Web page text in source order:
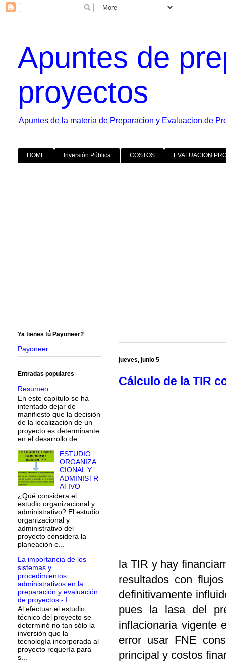
Apuntes de
proyectos
Apuntes de la materia de Preparacion y Evaluacion de
HOME Inversión Pública COSTOS EVALUACION
jueves, junio 5
Cálculo de la TIR
la TIR y hay
resultados con
definitivamente
pues la lasa del
inflacionaria vigente
error usar FNE
principal y costos
Ya tienes tú Payoneer?
Payoneer
Entradas populares
Resumen
En este capítulo se ha
intentado dejar de
manifiesto que la decisión
de la localización de un
proyecto es determinante
en el desarrollo de ...
ESTUDIO
ORGANIZA
CIONAL Y
ADMINISTR
ATIVO
¿Qué considera el
estudio organizacional y
administrativo? El estudio
organizacional y
administrativo del
proyecto considera la
planeación e...
La importancia de los
sistemas y
procedimientos
administrativos en la
preparación y evaluación
de proyectos - I
Al efectuar el estudio
técnico del proyecto se
determinó no tan sólo la
inversión que la
tecnología incorporada al
proyecto requería para
s...